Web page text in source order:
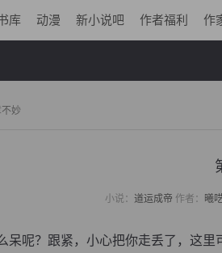
库 动漫 新小说吧 作者福利 作
妙
小说： 道运成帝 作者： 曦
呢？跟紧，小心把你走丢了，这里